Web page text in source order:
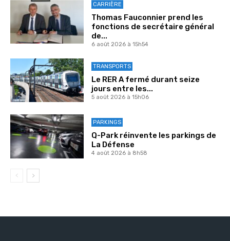
CARRIÈRE
Thomas Fauconnier prend les
fonctions de secrétaire général
de...
6 août 2026 à 15h54
TRANSPORTS
Le RER A fermé durant seize
jours entre les...
5 août 2026 à 15h06
PARKINGS
Q-Park réinvente les parkings de
La Défense
4 août 2026 à 8h58